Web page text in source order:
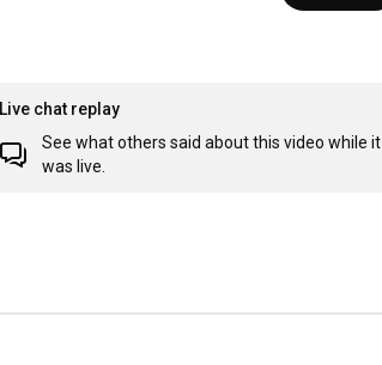
Live chat replay
See what others said about this video while it
was live.